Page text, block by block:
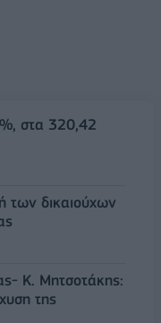
στα 320,42
των δικαιούχων
Κ. Μητσοτάκης:
της